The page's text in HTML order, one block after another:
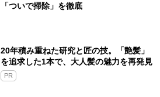
「ついで掃除」を徹底
20年積み重ねた研究と匠の技。「艶髪」
を追求した1本で、大人髪の魅力を再発見
PR